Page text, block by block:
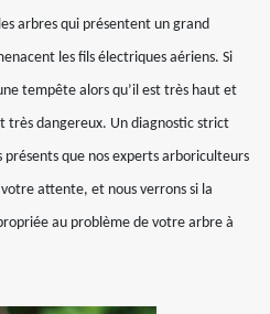
arbres qui présentent un grand
les fils électriques aériens. Si
tempête alors qu’il est très haut et
très dangereux. Un diagnostic strict
présents que nos experts arboriculteurs
attente, et nous verrons si la
au problème de votre arbre à